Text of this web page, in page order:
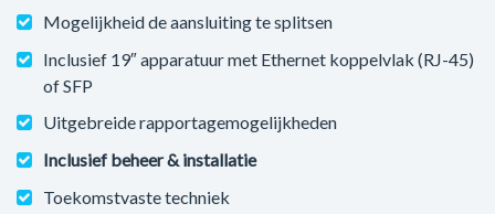
Mogelijkheid de aansluiting te splitsen
Inclusief 19″ apparatuur met Ethernet koppelvlak (RJ-45)
of SFP
Uitgebreide rapportagemogelijkheden
Inclusief beheer & installatie
Toekomstvaste techniek